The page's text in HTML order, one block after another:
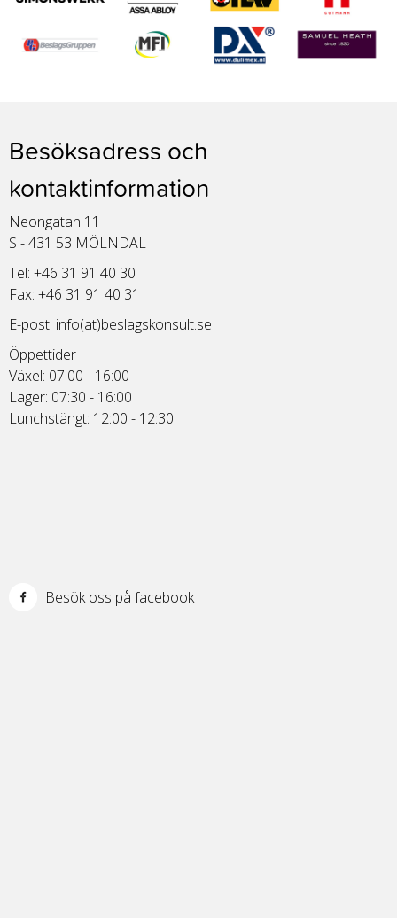
Besöksadress och
kontaktinformation
Neongatan 11
S - 431 53 MÖLNDAL
Tel: +46 31 91 40 30
Fax: +46 31 91 40 31
E-post: info(at)beslagskonsult.se
Öppettider
Växel: 07:00 - 16:00
Lager: 07:30 - 16:00
Lunchstängt: 12:00 - 12:30
Besök oss på facebook